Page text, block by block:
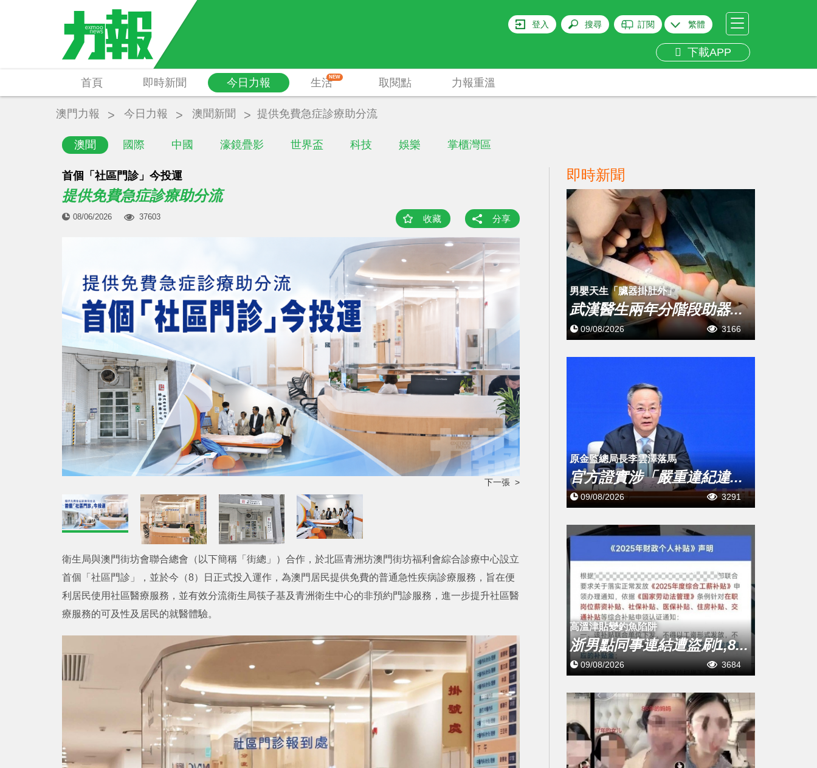
登入 搜尋 訂閱 繁體
下載APP
首頁 即時新聞 今日力報
澳聞 國際 中國 濠鏡疊影 世界盃 科技 娛樂 掌櫃灣區
生活NEW 取閱點 力報重溫
澳門力報 今日力報 澳聞新聞 提供免費急症診療助分流
首個「社區門診」今投運
提供免費急症診療助分流
08/06/2026 37603 收藏 分享
下一張 >
衛生局與澳門街坊會聯合總會（以下簡稱「街總」）合作，於北區青洲坊澳門街坊福利會綜合診療中心設立
首個「社區門診」，並於今（8）日正式投入運作，為澳門居民提供免費的普通急性疾病診療服務，旨在便
利居民使用社區醫療服務，並有效分流衛生局筷子基及青洲衛生中心的非預約門診服務，進一步提升社區醫
療服務的可及性及居民的就醫體驗。
即時新聞
男嬰天生「臟器掛肚外」
武漢醫生兩年分階段助器...
09/08/2026 3166
原金監總局長李雲澤落馬
官方證實涉「嚴重違紀違...
09/08/2026 3291
高溫津貼變釣魚陷阱
浙男點同事連結遭盜刷1,8...
09/08/2026 3684